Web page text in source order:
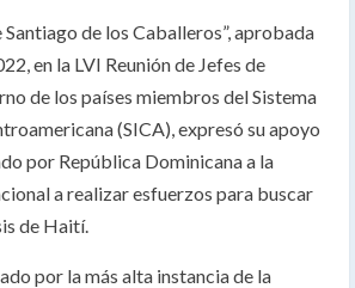
Santiago de los Caballeros”, aprobada
en la LVI Reunión de Jefes de
de los países miembros del Sistema
(SICA), expresó su apoyo
por República Dominicana a la
a realizar esfuerzos para buscar
de Haití.
por la más alta instancia de la